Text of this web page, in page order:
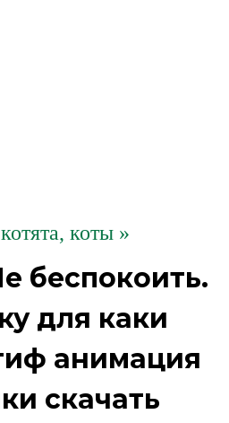
коты »
беспокоить.
для каки
анимация
скачать